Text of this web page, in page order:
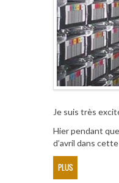
Je suis très
Hier pendant
d’avril dans
PLUS